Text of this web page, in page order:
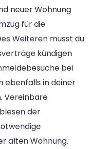
neuer Wohnung
für die
Weiteren musst du
kündigen
bei
ebenfalls in deiner
Vereinbare
der
alten Wohnung.